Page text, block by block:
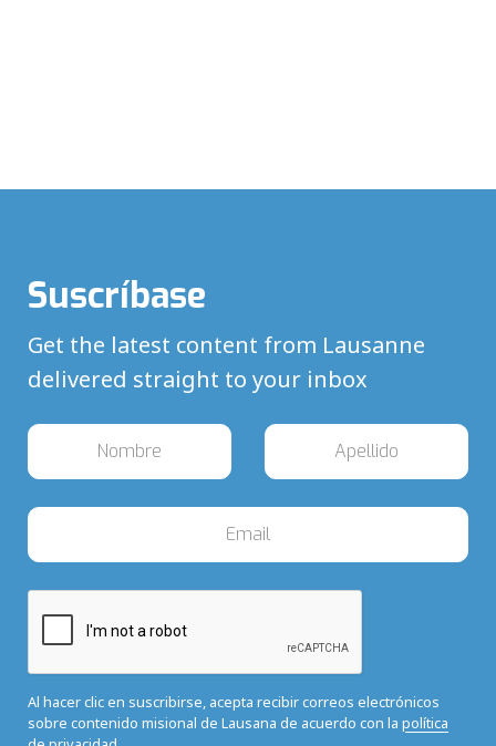
Suscríbase
Get the latest content from Lausanne
delivered straight to your inbox
Al hacer clic en suscribirse, acepta recibir correos electrónicos
sobre contenido misional de Lausana de acuerdo con la política